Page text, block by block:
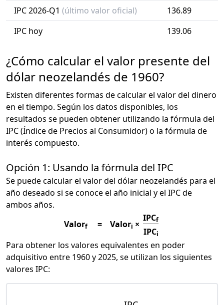
IPC 2026-Q1 (último valor oficial)
136.89
IPC hoy
139.06
¿Cómo calcular el valor presente del
dólar neozelandés de 1960?
Existen diferentes formas de calcular el valor del dinero
en el tiempo. Según los datos disponibles, los
resultados se pueden obtener utilizando la fórmula del
IPC (Índice de Precios al Consumidor) o la fórmula de
interés compuesto.
Opción 1: Usando la fórmula del IPC
Se puede calcular el valor del dólar neozelandés para el
año deseado si se conoce el año inicial y el IPC de
ambos años.
Valorf = Valori ×
IPCf
IPCi
Para obtener los valores equivalentes en poder
adquisitivo entre 1960 y 2025, se utilizan los siguientes
valores IPC: